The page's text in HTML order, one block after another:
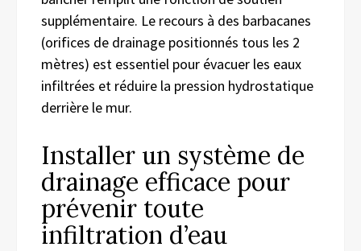
supplémentaire. Le recours à des barbacanes
(orifices de drainage positionnés tous les 2
mètres) est essentiel pour évacuer les eaux
infiltrées et réduire la pression hydrostatique
derrière le mur.
Installer un système de
drainage efficace pour
prévenir toute
infiltration d’eau